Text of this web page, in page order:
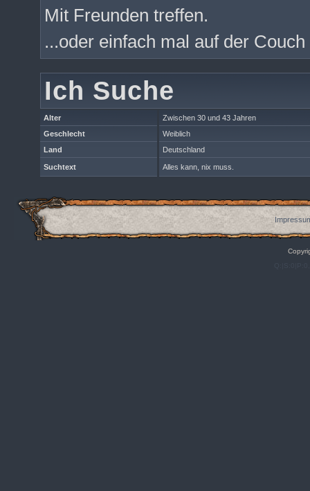
Mit Freunden treffen.
...oder einfach mal auf der
Ich Suche
Alter
Zwischen 30 und 43 Jahren
Geschlecht
Weiblich
Land
Deutschland
Suchtext Alles kann, nix muss.